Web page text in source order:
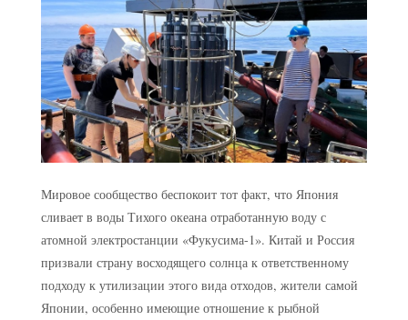
Мировое сообщество беспокоит тот факт, что Япония
сливает в воды Тихого океана отработанную воду с
атомной электростанции «Фукусима-1». Китай и Россия
призвали страну восходящего солнца к ответственному
подходу к утилизации этого вида отходов, жители самой
Японии, особенно имеющие отношение к рыбной